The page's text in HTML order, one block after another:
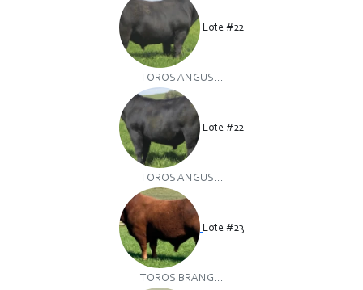
Lote #22
TOROS ANGUS...
Lote #22
TOROS ANGUS...
Lote #23
TOROS BRANG...